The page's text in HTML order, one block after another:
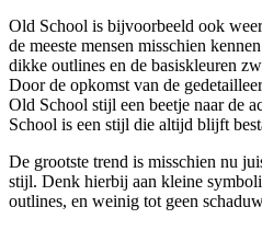
Old School is bijvoorbeeld ook
de meeste mensen misschien
dikke outlines en de basiskleuren
Door de opkomst van de
Old School stijl een beetje naar de
School is een stijl die altijd blijft
De grootste trend is misschien nu
stijl. Denk hierbij aan kleine
outlines, en weinig tot geen